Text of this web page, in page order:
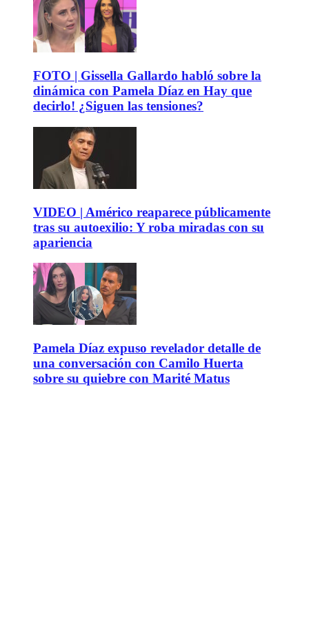
FOTO | Gissella Gallardo habló sobre la
dinámica con Pamela Díaz en Hay que
decirlo! ¿Siguen las tensiones?
VIDEO | Américo reaparece públicamente
tras su autoexilio: Y roba miradas con su
apariencia
Pamela Díaz expuso revelador detalle de
una conversación con Camilo Huerta
sobre su quiebre con Marité Matus